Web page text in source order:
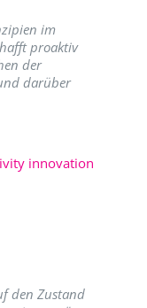
im
proaktiv
der
darüber
innovation
den Zustand